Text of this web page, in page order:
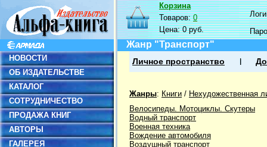
НОВОСТИ
ОБ ИЗДАТЕЛЬСТВЕ
КАТАЛОГ
СОТРУДНИЧЕСТВО
ПРОДАЖА КНИГ
АВТОРЫ
ГАЛЕРЕЯ
Корзина
Товаров:0
Цена:0 руб.
Жанр "Транспорт"
Личное пространство
Жанры: Книги / Нехудожественная
Велосипеды. Мотоциклы. Скутеры
Водный транспорт
Военная техника
Вождение автомобиля
Воздушный транспорт